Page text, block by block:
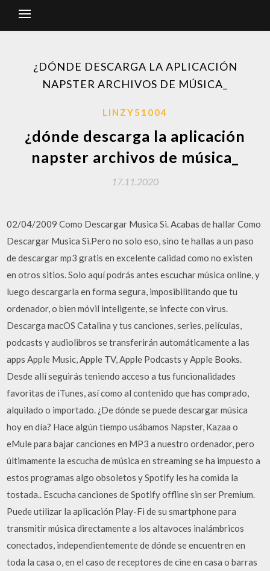
¿DÓNDE DESCARGA LA APLICACIÓN
NAPSTER ARCHIVOS DE MÚSICA_
LINZY51004
¿dónde descarga la aplicación
napster archivos de música_
17.11.2020
02/04/2009 Como Descargar Musica Si. Acabas de hallar Como
Descargar Musica Si.Pero no solo eso, sino te hallas a un paso
de descargar mp3 gratis en excelente calidad como no existen
en otros sitios. Solo aquí podrás antes escuchar música online, y
luego descargarla en forma segura, imposibilitando que tu
ordenador, o bien móvil inteligente, se infecte con virus.
Descarga macOS Catalina y tus canciones, series, películas,
podcasts y audiolibros se transferirán automáticamente a las
apps Apple Music, Apple TV, Apple Podcasts y Apple Books.
Desde allí seguirás teniendo acceso a tus funcionalidades
favoritas de iTunes, así como al contenido que has comprado,
alquilado o importado. ¿De dónde se puede descargar música
hoy en día? Hace algún tiempo usábamos Napster, Kazaa o
eMule para bajar canciones en MP3 a nuestro ordenador, pero
últimamente la escucha de música en streaming se ha impuesto a
estos programas algo obsoletos y Spotify les ha comida la
tostada.. Escucha canciones de Spotify offline sin ser Premium.
Puede utilizar la aplicación Play-Fi de su smartphone para
transmitir música directamente a los altavoces inalámbricos
conectados, independientemente de dónde se encuentren en
toda la casa o, en el caso de receptores de cine en casa o barras